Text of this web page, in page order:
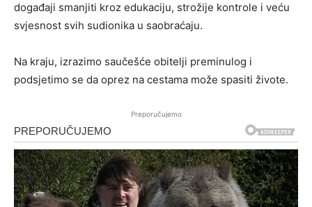
događaji smanjiti kroz edukaciju, strožije kontrole i veću
svjesnost svih sudionika u saobraćaju.
Na kraju, izrazimo saučešće obitelji preminulog i
podsjetimo se da oprez na cestama može spasiti živote.
Preporučujemo